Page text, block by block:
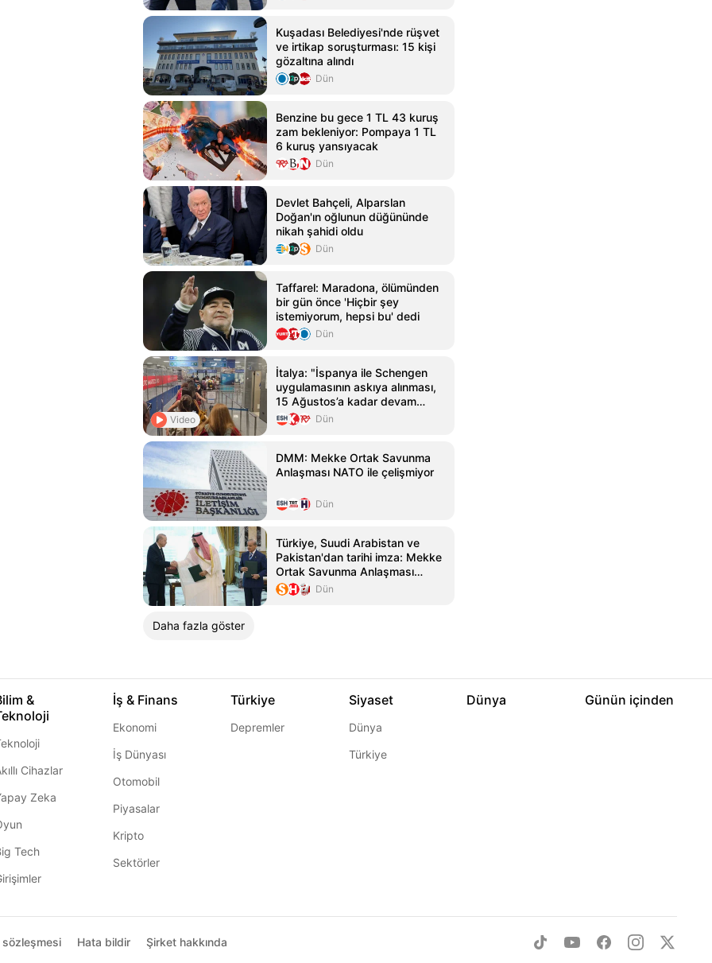
Kuşadası Belediyesi'nde rüşvet
ve irtikap soruşturması: 15 kişi
gözaltına alındı
Dün
Benzine bu gece 1 TL 43 kuruş
zam bekleniyor: Pompaya 1 TL
6 kuruş yansıyacak
Dün
Devlet Bahçeli, Alparslan
Doğan'ın oğlunun düğününde
nikah şahidi oldu
Dün
Taffarel: Maradona, ölümünden
bir gün önce 'Hiçbir şey
istemiyorum, hepsi bu' dedi
Dün
Video
İtalya: "İspanya ile Schengen
uygulamasının askıya alınması,
15 Ağustos’a kadar devam
edecek"Dün
DMM: Mekke Ortak Savunma
Anlaşması NATO ile çelişmiyor
Dün
Türkiye, Suudi Arabistan ve
Pakistan'dan tarihi imza: Mekke
Ortak Savunma Anlaşması
yürürlükte
Dün
Daha fazla göster
&
Cihazlar
Zeka
Tech
İş & Finans
Ekonomi
İş Dünyası
Otomobil
Piyasalar
Kripto
Sektörler
Türkiye
Depremler
Siyaset
Dünya
Türkiye
Dünya Günün içinden
sözleşmesi Hata bildir Şirket hakkında